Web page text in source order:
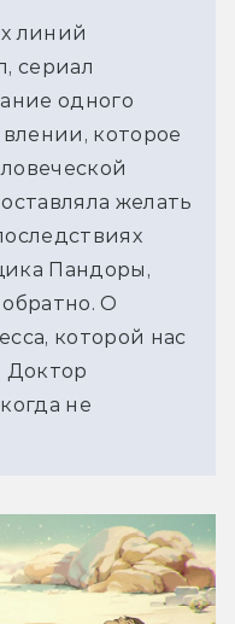
линий
сериал
одного
которое
желать
Пандоры,
О
которой нас
Доктор
не